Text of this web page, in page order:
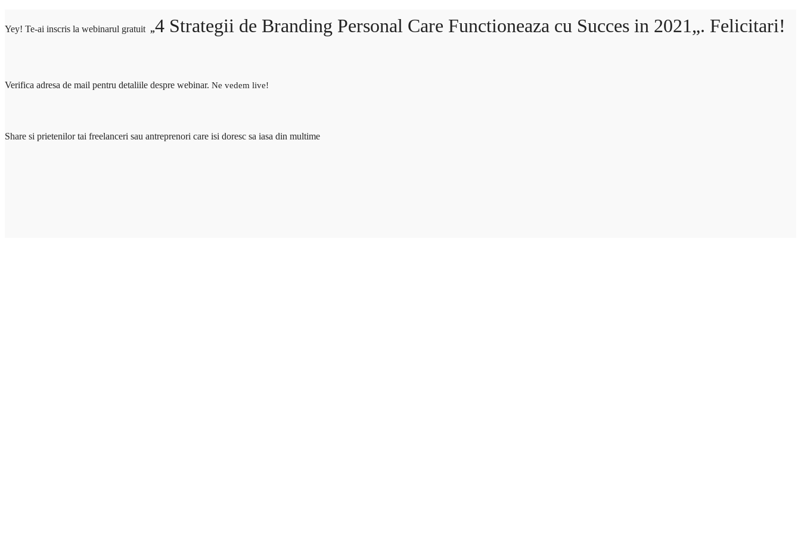
Yey! Te-ai inscris la webinarul gratuit „4 Strategii de Branding Personal Care Functioneaza cu Succes in 2021„. Felicitari!
Verifica adresa de mail pentru detaliile despre webinar. Ne vedem live!
Share si prietenilor tai freelanceri sau antreprenori care isi doresc sa iasa din multime